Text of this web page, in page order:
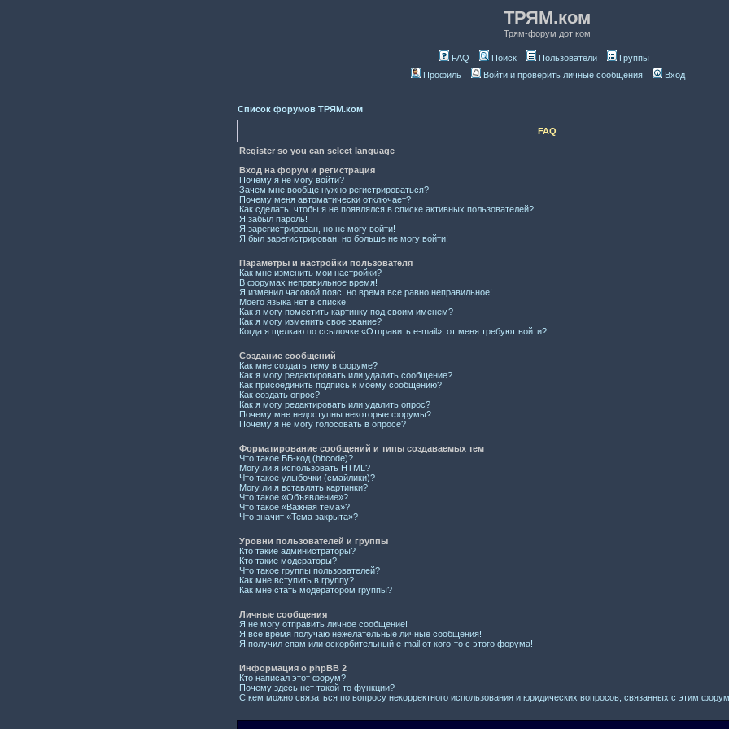
ТРЯМ.ком
Трям-форум дот ком
FAQ Поиск Пользователи
Группы
Профиль
Войти и проверить личные сообщения Вход
Список форумов ТРЯМ.ком
FAQ
Register so you can select language
Вход на форум и регистрация
Почему я не могу войти?
Зачем мне вообще нужно регистрироваться?
Почему меня автоматически отключает?
Как сделать, чтобы я не появлялся в списке активных пользователей?
Я забыл пароль!
Я зарегистрирован, но не могу войти!
Я был зарегистрирован, но больше не могу войти!
Параметры и настройки пользователя
Как мне изменить мои настройки?
В форумах неправильное время!
Я изменил часовой пояс, но время все равно неправильное!
Моего языка нет в списке!
Как я могу поместить картинку под своим именем?
Как я могу изменить свое звание?
Когда я щелкаю по ссылочке «Отправить e-mail», от меня требуют войти?
Создание сообщений
Как мне создать тему в форуме?
Как я могу редактировать или удалить сообщение?
Как присоединить подпись к моему сообщению?
Как создать опрос?
Как я могу редактировать или удалить опрос?
Почему мне недоступны некоторые форумы?
Почему я не могу голосовать в опросе?
Форматирование сообщений и типы создаваемых тем
Что такое ББ-код (bbcode)?
Могу ли я использовать HTML?
Что такое улыбочки (смайлики)?
Могу ли я вставлять картинки?
Что такое «Объявление»?
Что такое «Важная тема»?
Что значит «Тема закрыта»?
Уровни пользователей и группы
Кто такие администраторы?
Кто такие модераторы?
Что такое группы пользователей?
Как мне вступить в группу?
Как мне стать модератором группы?
Личные сообщения
Я не могу отправить личное сообщение!
Я все время получаю нежелательные личные сообщения!
Я получил спам или оскорбительный e-mail от кого-то с этого форума!
Информация о phpBB 2
Кто написал этот форум?
Почему здесь нет такой-то функции?
С кем можно связаться по вопросу некорректного использования и юридических вопросов, связанных с этим